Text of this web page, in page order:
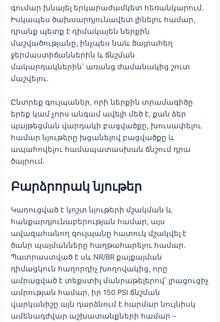
գումար խնայել երկարաժամկետ հեռանկարում.
Իսկապես ծախսարդյունավետ լինելու համար,
դրանք պետք է դիմակայեն ներքին
մաշվածությանը, ինչպես նաև ծայրահեղ
ջերմաստիճաններին և ճնշման
մակարդակներին՝ առանց ժամանակից շուտ
մաշվելու.
Ընտրեք գուլպաներ, որի ներքին տրամագիծը
երեք կամ չորս անգամ ավելի մեծ է, քան ձեր
պայթեցման վարդակի բացվածքը, խուսափելու
համար նյութերը խցանելով բացվածքը և
ապահովելու համապատասխան ճնշում դրա
ծայրում.
Բարձրորակ նյութեր
Կառուցված է կոշտ նյութերի մշակման և
հանքարդյունաբերության համար, այս
ավազահանող գուլպանը հատուկ մշակվել է
ծանր պայմանները հաղթահարելու համար.
Պատրաստված է սև NR/BR քայքայման
դիմացկուն հաղորդիչ խողովակից, որը
ամրացված է տեքստիլ մանրաթելերով՝ լրացուցիչ
ամրության համար, իր 150 PSI ճնշման
վարկանիշը այն դարձնում է հարմար նույնիսկ
ամենադժվար աշխատանքների համար –